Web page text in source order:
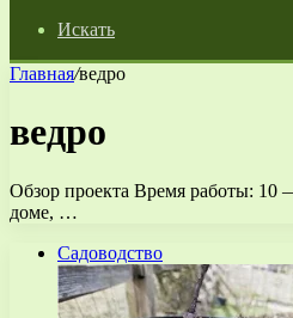
Искать
Главная/ведро
ведро
Обзор проекта Время работы:
доме, …
Садоводство